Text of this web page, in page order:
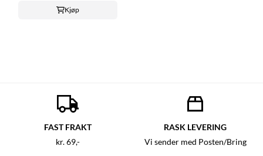
Kjøp
FAST FRAKT
kr. 69,-
RASK LEVERING
Vi sender med Posten/Bring